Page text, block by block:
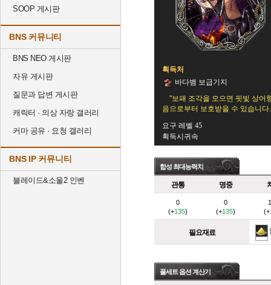
SOOP 게시판
BNS 커뮤니티
BNS NEO 게시판
자유 게시판
질문과 답변 게시판
캐릭터 · 의상 자랑 갤러리
커마 공유 · 요청 갤러리
BNS IP 커뮤니티
블레이드&소울2 인벤
획득처
바다뱀 보급기지
"보패 조각을 모으면 핏빛 상어
음으로부터 보호받을 수 있습니다
요구 레벨 45
획득시귀속
합성 최대능력치
관통 명중
0
(+135)
0
(+135)
(+
필요재료
풀세트 옵션 계산기